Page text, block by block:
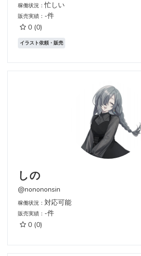
稼働状況：忙しい
販売実績： -件
0 (0)
イラスト依頼・販売
しの
@nonononsin
稼働状況： 対応可能
販売実績： -件
0 (0)